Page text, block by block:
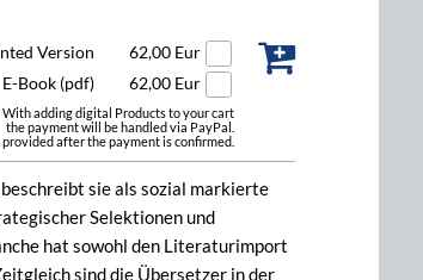
Version
62,00 Eur
E-Book (pdf) 62,00 Eur
With adding digital Products to your cart
the payment will be handled via PayPal.
after the payment is confirmed.
sie als sozial markierte
Selektionen und
hat sowohl den Literaturimport
sind die Übersetzer in der